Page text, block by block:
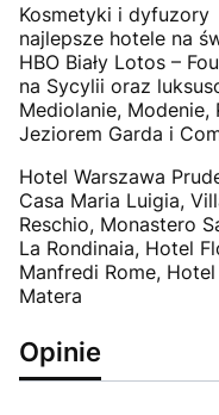
Kosmetyki i
najlepsze hotele na
HBO Biały Lotos –
na Sycylii oraz
Mediolanie, Modenie,
Jeziorem Garda i
Hotel Warszawa
Casa Maria Luigia,
Reschio, Monastero
La Rondinaia, Hotel
Manfredi Rome,
Matera
Opinie